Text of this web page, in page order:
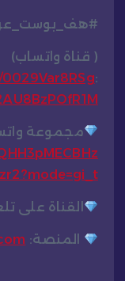
( قناة واتساب)
:
مجموعة
القناة على
المنصة: